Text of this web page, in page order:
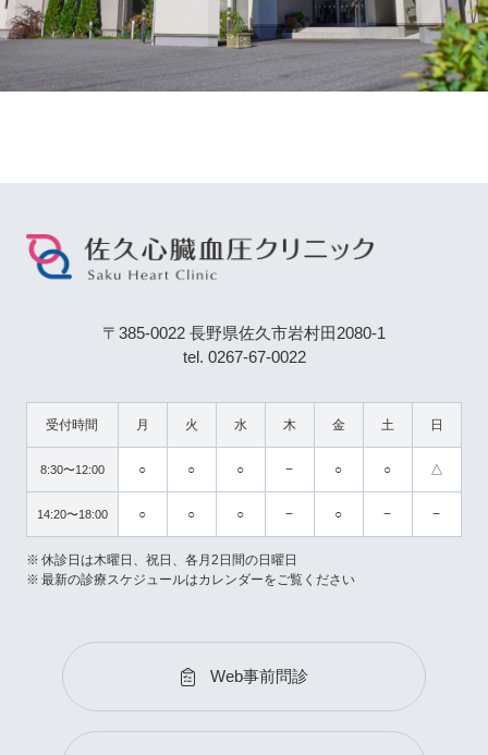
〒385-0022 長野県佐久市岩村田2080-1
tel. 0267-67-0022
受付時間 月 火 水 木 金 土 日
8:30〜12:00 ○ ○ ○ − ○ ○ △
14:20〜18:00 ○ ○ ○ − ○ − −
休診日は木曜日、祝日、各月2日間の日曜日
最新の診療スケジュールはカレンダーをご覧ください
Web事前問診